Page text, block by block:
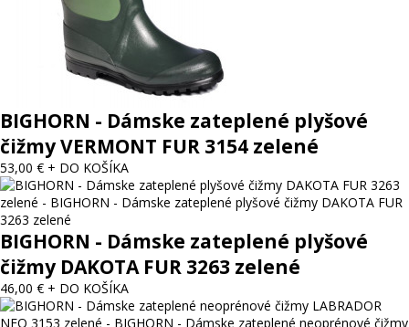
BIGHORN - Dámske zateplené plyšové
čižmy VERMONT FUR 3154 zelené
53,00 € + DO KOŠÍKA
BIGHORN - Dámske zateplené plyšové
čižmy DAKOTA FUR 3263 zelené
46,00 € + DO KOŠÍKA